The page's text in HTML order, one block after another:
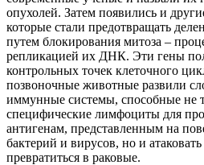
опухолей. Затем появились и
которые стали предотвращать
путем блокирования митоза –
репликацией их ДНК. Эти гены
контрольных точек клеточного
позвоночные животные развили
иммунные системы, способные не
специфические лимфоциты для
антигенам, представленным на
бактерий и вирусов, но и
превратиться в раковые.